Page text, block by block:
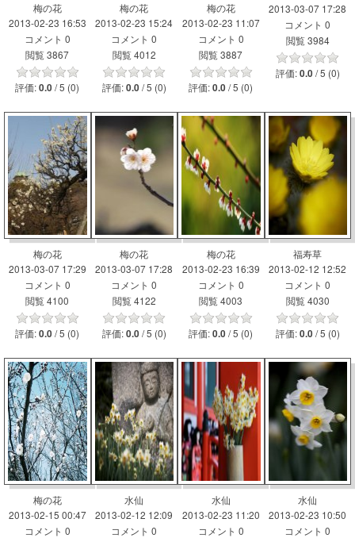
梅の花
2013-02-23 16:53
コメント 0
閲覧 3867
評価:0.0 / 5 (0)
梅の花
2013-02-23 15:24
コメント 0
閲覧 4012
評価:0.0 / 5 (0)
梅の花
2013-02-23 11:07
コメント 0
閲覧 3887
評価:0.0 / 5 (0)
2013-03-07 17:28
コメント 0
閲覧 3984
評価:0.0 / 5 (0)
梅の花
2013-03-07 17:29
コメント 0
閲覧 4100
評価:0.0 / 5 (0)
梅の花
2013-03-07 17:28
コメント 0
閲覧 4122
評価:0.0 / 5 (0)
梅の花
2013-02-23 16:39
コメント 0
閲覧 4003
評価:0.0 / 5 (0)
福寿草
2013-02-12 12:52
コメント 0
閲覧 4030
評価:0.0 / 5 (0)
梅の花
2013-02-15 00:47
コメント 0
水仙
2013-02-12 12:09
コメント 0
水仙
2013-02-23 11:20
コメント 0
水仙
2013-02-23 10:50
コメント 0